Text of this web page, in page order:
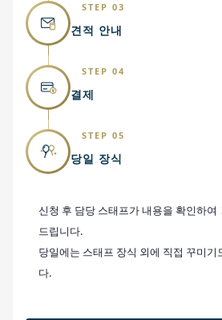
STEP 03
견적 안내
STEP 04
결제
STEP 05
당일 장식
신청 후 담당 스태프가 내용을 확인하여
드립니다.
당일에는 스태프 장식 외에 직접 꾸미기
다.